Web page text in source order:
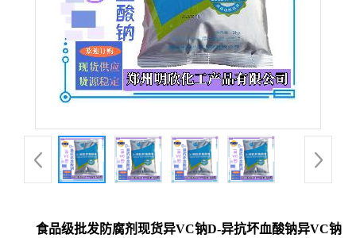
食品级批发防腐剂现货异VC钠D-异抗坏血酸钠异VC钠